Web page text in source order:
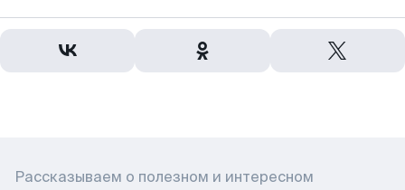
Рассказываем о полезном и интересном